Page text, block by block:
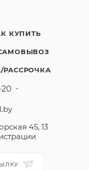
КУПИТЬ
РАССРОЧКА
45, 13